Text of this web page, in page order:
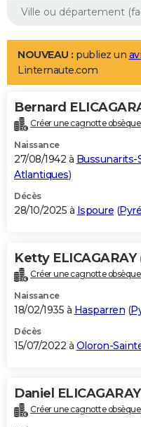
Aménagement intérieur
LIFESTYLE
Art de vivre
Bien-être
Loisirs
Mode
Modes de vie
Alimentation
Guide de la santé
Maladies
Médicaments
Sommeil
VOYAGE
Destinations
City break
Voyage nature
Voyage de noces
Forum
Climat
+PHOTO
GUIDES D'ACHAT
BONS PLANS
DICTIONNAIRE
Dictionnaire
Biographies
Citations
Expressions
Proverbes
PROGRAMME TV
COPAINS D'AVANT
S'inscrire
Se connecter
Lycées
Collèges
Primaires
Universités
Entreprises
Service militaire
Avis de recherche
AVIS DE DÉCÈS
Bricolage
Lifestyle
Culture
Sport
Auto
Television
Voyage
Cinema
NOUVEAU : publiez un
Linternaute.com
Bernard
Créer une cagnotte
Naissance
27/08/1942 à Bussunarits-
Atlantiques)
Décès
28/10/2025 à Ispoure (
Ketty ELICAGARAY
Créer une cagnotte
Naissance
18/02/1935 à Hasparren (
Décès
15/07/2022 à Oloron-
Daniel ELICAGARAY
Créer une cagnotte